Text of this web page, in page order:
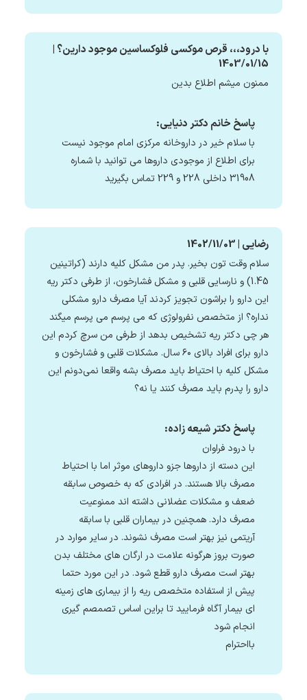
با درود،،، قرص موکسی فلوکساسین موجود دارین؟ |
1403/01/15
ممنون میشم اطلاع بدین
پاسخ خانم دکتر دنیایی:
با سلام خیر در داروخانه مرکزی امام موجود نیست
برای اطلاع از موجودی داروها می توانید با شماره
31908 داخلی 228 و 229 تماس بگیرید
رضایی | 1402/11/03
سلام وقت تون بخیر. پدر من مشکل کلیه دارند (کراتینین
1.45) و نارسایی قلبی و مشکل فشارخون، از طرفی دکتر ریه
این دارو را براشون تجویز کردند آیا مصرف دارو مشکلی
نداره؟ از متخصص نفرولوژی که می پرسم می پرسم میگند
هر چی دکتر ریه تشخیص بدهد از طرفی من سرچ کردم این
دارو برای افراد بالای ۶۰ سال. مشکلات قلبی و فشارخون و
مشکل کلیه با احتیاط باید مصرف بشه واقعا نمی‌دونم این
دارو را پدرم باید مصرف کنند یا نه؟
پاسخ دکتر شیعه زاده:
با درود فراوان
این دسته از داروها جزو داروهای موثر اما با احتیاط
مصرف بالا هستند. در افرادی که به خصوص سابقه
ضعف و مشکلات عضلانی داشته اند ممنوعیت
مصرف دارد. همچنین در بیماران قلبی با سابقه
آریتمی نیز بهتر است مصرف نشوند. در سایر موارد در
صورت بروز هرگونه علامت در ارگان های مختلف بدن
بهتر است مصرف دارو قطع شود. در این مورد حتما
پیش از استفاده متخصص ریه را از بیماری های زمینه
ای بیمار آگاه فرمایید تا براین اساس تصمصم گیری
انجام شود
بااحترام